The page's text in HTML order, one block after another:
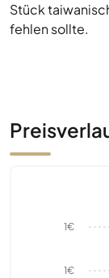
Stück
fehlen sollte.
1€
1€